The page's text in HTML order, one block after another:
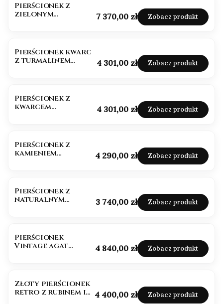
Pierścionek z
zielonym
Cena
7 370,00 zł Zobacz produkt
Pierścionek kwarc
z turmalinem
Cena
4 301,00 zł Zobacz produkt
Pierścionek z
kwarcem
Cena
4 301,00 zł Zobacz produkt
Pierścionek z
kamieniem
Cena
4 290,00 zł Zobacz produkt
Pierścionek z
naturalnym
Cena
3 740,00 zł Zobacz produkt
Pierścionek
Vintage agat
Cena
4 840,00 zł Zobacz produkt
Złoty pierścionek
retro z rubinem i
Cena
4 400,00 zł Zobacz produkt